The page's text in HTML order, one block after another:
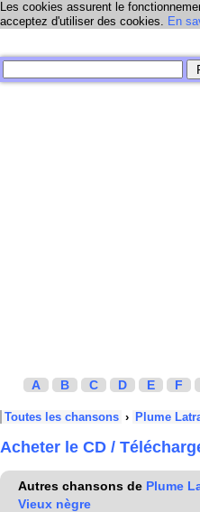
Les cookies assurent le
acceptez d'utiliser des cookies. En
A B C D E F
Toutes les chansons › Plume
Acheter le CD /
Autres chansons de Plume
Vieux nègre